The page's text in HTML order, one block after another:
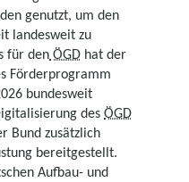
genutzt, um den
landesweit zu
für den ÖGD hat der
Förderprogramm
bundesweit
des ÖGD
Bund zusätzlich
bereitgestellt.
Aufbau- und